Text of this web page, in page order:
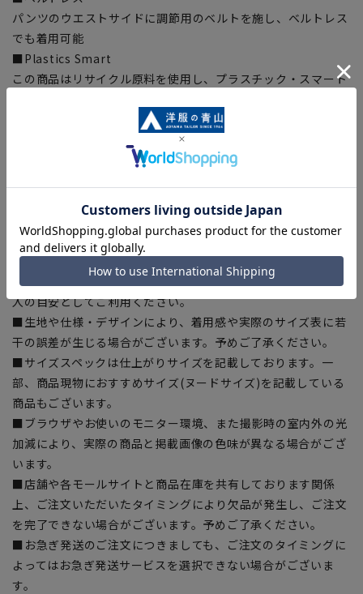
パンツのウエストサイドに調節用のベルトを施し、ベルトレス
でも着用可能
■Plastics Smart
この商品はリサイクル原料を使用し、プラスチック・スマート
使用しています。ECOBLUE(R)はマテリアルリサイクルによ
り、ペットボトルを繊維へと再生しています。
【商品に関するご注意】
■商品画像はサンプルのため、色味やサイズ等の仕様に変更が
ある場合がございますので、予めご了承ください。
■ゆとり感には個人差があります。サイズ表を確認の上、ご購
入の目安としてご利用ください。
■生地や仕様・デザインにより、着用感や実際のサイズ表に若
干の誤差が生じる場合がございます。予めご了承ください。
■サイズスペックは仕上がりサイズを記載しております。一
部、商品現物におすすめサイズ(ヌードサイズ)を記載している
商品もございます。
■ブラウザやお使いのモニター環境、また撮影時の室内外の光
加減により、実際の商品と掲載画像の色味が異なる場合がござ
います。
■店舗や各モールサイトと商品在庫を共有しております関係
上、ご注文いただいたタイミングにより欠品が発生し、ご注文
を完了できない場合がございます。予めご了承ください。
■お急ぎ発送のご注文につきましても、ご注文のタイミングに
よってはお急ぎ発送サービスを選択できない場合がございま
す。